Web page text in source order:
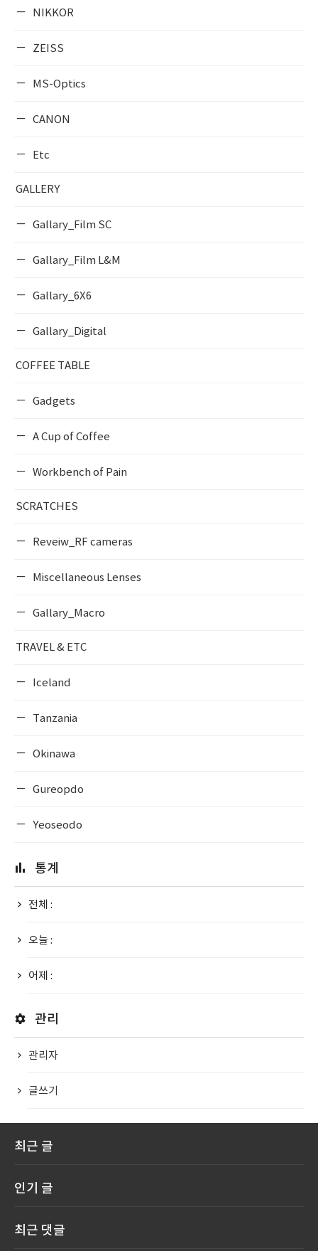
NIKKOR
ZEISS
MS-Optics
CANON
Etc
GALLERY
Gallary_Film SC
Gallary_Film L&M
Gallary_6X6
Gallary_Digital
COFFEE TABLE
Gadgets
A Cup of Coffee
Workbench of Pain
SCRATCHES
Reveiw_RF cameras
Miscellaneous Lenses
Gallary_Macro
TRAVEL & ETC
Iceland
Tanzania
Okinawa
Gureopdo
Yeoseodo
통계
전체 :
오늘 :
어제 :
관리
관리자
글쓰기
최근 글
인기 글
최근 댓글